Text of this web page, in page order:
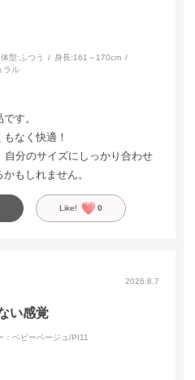
体型: ふつう 身長:161～170cm
ラル
す。
なく快適！
自分のサイズにしっかり合わせ
もしれません。
Like! 0
2026.8.7
い感覚
：ベビーベージュ/PI11